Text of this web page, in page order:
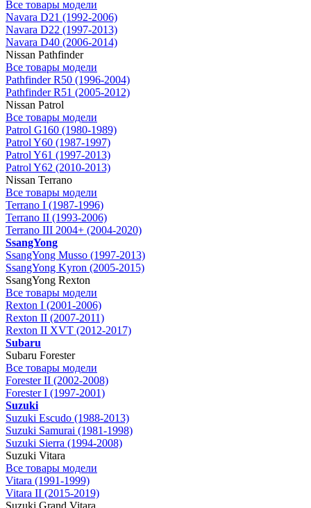
Все товары модели
Navara D21 (1992-2006)
Navara D22 (1997-2013)
Navara D40 (2006-2014)
Nissan Pathfinder
Все товары модели
Pathfinder R50 (1996-2004)
Pathfinder R51 (2005-2012)
Nissan Patrol
Все товары модели
Patrol G160 (1980-1989)
Patrol Y60 (1987-1997)
Patrol Y61 (1997-2013)
Patrol Y62 (2010-2013)
Nissan Terrano
Все товары модели
Terrano I (1987-1996)
Terrano II (1993-2006)
Terrano III 2004+ (2004-2020)
SsangYong
SsangYong Musso (1997-2013)
SsangYong Kyron (2005-2015)
SsangYong Rexton
Все товары модели
Rexton I (2001-2006)
Rexton II (2007-2011)
Rexton II XVT (2012-2017)
Subaru
Subaru Forester
Все товары модели
Forester II (2002-2008)
Forester I (1997-2001)
Suzuki
Suzuki Escudo (1988-2013)
Suzuki Samurai (1981-1998)
Suzuki Sierra (1994-2008)
Suzuki Vitara
Все товары модели
Vitara (1991-1999)
Vitara II (2015-2019)
Suzuki Grand Vitara